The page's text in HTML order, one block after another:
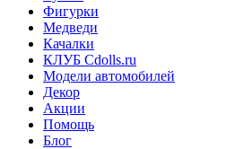
Фигурки
Медведи
Качалки
КЛУБ Cdolls.ru
Модели автомобилей
Декор
Акции
Помощь
Блог